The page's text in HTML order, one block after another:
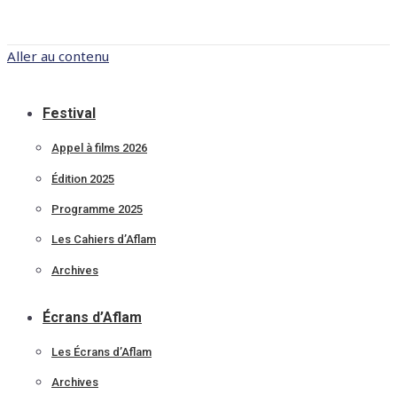
Aller au contenu
Festival
Appel à films 2026
Édition 2025
Programme 2025
Les Cahiers d’Aflam
Archives
Écrans d’Aflam
Les Écrans d’Aflam
Archives